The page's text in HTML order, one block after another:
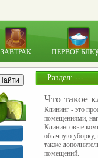
ЗАВТРАК ПЕРВОЕ
Раздел: ---
Что такое
Клининг - это
помещениями,
Клининговые
обычную уборку,
также
помещений.